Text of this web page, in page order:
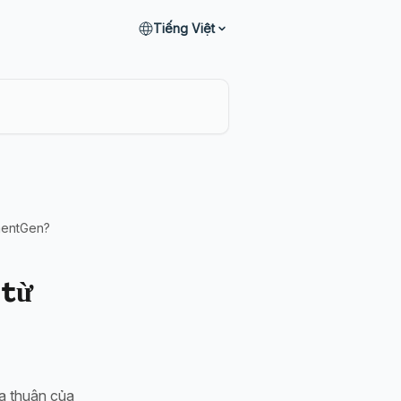
Tiếng Việt
từ
thuận của